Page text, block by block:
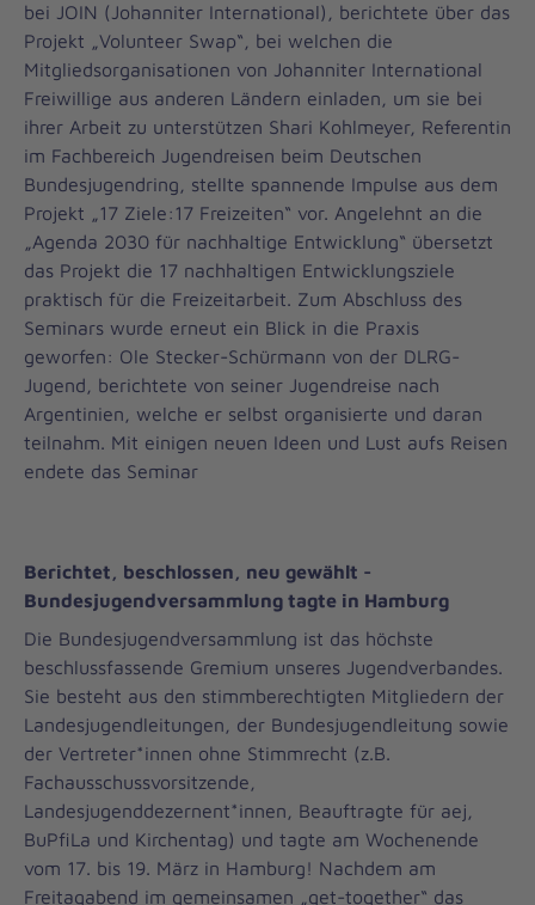
bei JOIN (Johanniter International), berichtete über das
Projekt „Volunteer Swap“, bei welchen die
Mitgliedsorganisationen von Johanniter International
Freiwillige aus anderen Ländern einladen, um sie bei
ihrer Arbeit zu unterstützen Shari Kohlmeyer, Referentin
im Fachbereich Jugendreisen beim Deutschen
Bundesjugendring, stellte spannende Impulse aus dem
Projekt „17 Ziele:17 Freizeiten“ vor. Angelehnt an die
„Agenda 2030 für nachhaltige Entwicklung“ übersetzt
das Projekt die 17 nachhaltigen Entwicklungsziele
praktisch für die Freizeitarbeit. Zum Abschluss des
Seminars wurde erneut ein Blick in die Praxis
geworfen: Ole Stecker-Schürmann von der DLRG-
Jugend, berichtete von seiner Jugendreise nach
Argentinien, welche er selbst organisierte und daran
teilnahm. Mit einigen neuen Ideen und Lust aufs Reisen
endete das Seminar
Berichtet, beschlossen, neu gewählt -
Bundesjugendversammlung tagte in Hamburg
Die Bundesjugendversammlung ist das höchste
beschlussfassende Gremium unseres Jugendverbandes.
Sie besteht aus den stimmberechtigten Mitgliedern der
Landesjugendleitungen, der Bundesjugendleitung sowie
der Vertreter*innen ohne Stimmrecht (z.B.
Fachausschussvorsitzende,
Landesjugenddezernent*innen, Beauftragte für aej,
BuPfiLa und Kirchentag) und tagte am Wochenende
vom 17. bis 19. März in Hamburg! Nachdem am
Freitagabend im gemeinsamen „get-together“ das